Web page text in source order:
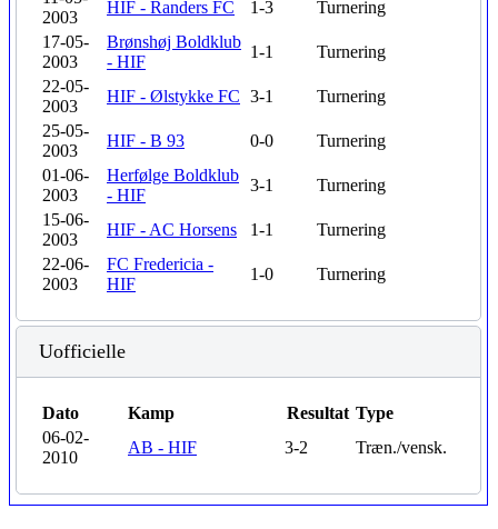
2003
HIF - Randers FC 1-3
Turnering
17-05-
2003
Brønshøj Boldklub
- HIF
1-1
Turnering
22-05-
2003
HIF - Ølstykke FC 3-1
Turnering
25-05-
2003
HIF - B 93 0-0
Turnering
01-06-
2003
Herfølge Boldklub
- HIF
3-1
Turnering
15-06-
2003
HIF - AC Horsens 1-1
Turnering
22-06-
2003
FC Fredericia -
HIF
1-0 Turnering
Uofficielle
Dato Kamp Resultat Type
06-02-
2010
AB - HIF 3-2 Træn./vensk.